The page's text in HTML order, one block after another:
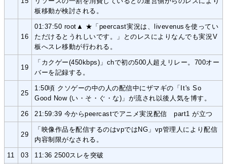
板移動が検討される。
16
01:37:50 root▲ ★「peercast実況は、livevenusを使ってい
ただけるとうれしいです。」とのレスによりなんでも実況V
板へスレ移動が行われる。
19
「カクゲー(450kbps)」chで初の500人超えリレー。700オー
バーを記録する。
25
1:50頃 クソゲーの中の人の配信中にザマギの「It's So
Good Now (い・そ・ぐ・な)」が流され以後人気を博す。
26 21:59:39 今からpeercastでアニメ実況配信 part1 が立つ
29
「映像作品を配信するのはvpではNG」vp管理人により配信
内容制限がなされる。
11 03 11:36 2500スレを突破